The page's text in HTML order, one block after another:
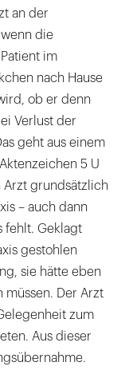
an der
die
im
nach Hause
ob er denn
Verlust der
geht aus einem
5 U
Arzt grundsätzlich
– auch dann
fehlt. Geklagt
gestohlen
sie hätte eben
müssen. Der Arzt
zum
Aus dieser